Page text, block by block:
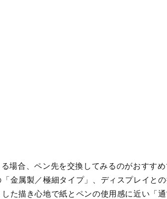
場合、ペン先を交換してみるのがおすす
金属製／極細タイプ」、ディスプレイと
た描き心地で紙とペンの使用感に近い「